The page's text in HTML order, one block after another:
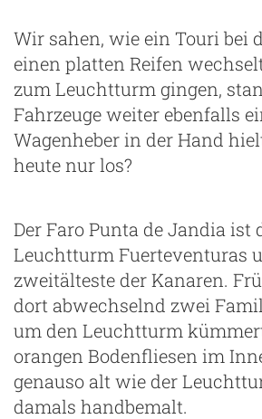
Wir sahen, wie ein Touri bei
einen platten Reifen
zum Leuchtturm gingen,
Fahrzeuge weiter ebenfalls
Wagenheber in der Hand
heute nur los?
Der Faro Punta de Jandia ist
Leuchtturm Fuerteventuras
zweitälteste der Kanaren.
dort abwechselnd zwei
um den Leuchtturm
orangen Bodenfliesen im
genauso alt wie der
damals handbemalt.